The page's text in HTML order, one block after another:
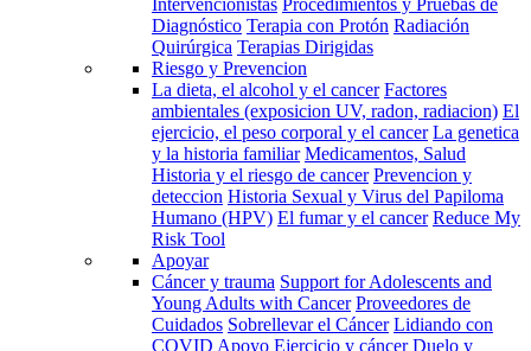
Intervencionistas Procedimientos y Pruebas de
Diagnóstico Terapia con Protón Radiación
Quirúrgica Terapias Dirigidas
Riesgo y Prevencion
La dieta, el alcohol y el cancer Factores
ambientales (exposicion UV, radon, radiacion) El
ejercicio, el peso corporal y el cancer La genetica
y la historia familiar Medicamentos, Salud
Historia y el riesgo de cancer Prevencion y
deteccion Historia Sexual y Virus del Papiloma
Humano (HPV) El fumar y el cancer Reduce My
Risk Tool
Apoyar
Cáncer y trauma Support for Adolescents and
Young Adults with Cancer Proveedores de
Cuidados Sobrellevar el Cáncer Lidiando con
COVID Apoyo Ejercicio y cáncer Duelo y